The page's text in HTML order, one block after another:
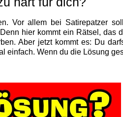
Vor allem bei Satirepatzer
hier kommt ein Rätsel, das
Aber jetzt kommt es: Du
einfach. Wenn du die Lösung